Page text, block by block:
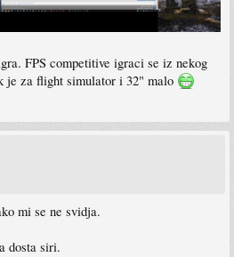
FPS competitive igraci se iz nekog
je za flight simulator i 32" malo
mi se ne svidja.
dosta siri.